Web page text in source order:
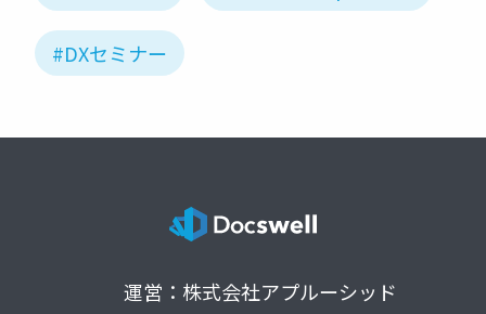
#DXセミナー
運営：株式会社アプルーシッド